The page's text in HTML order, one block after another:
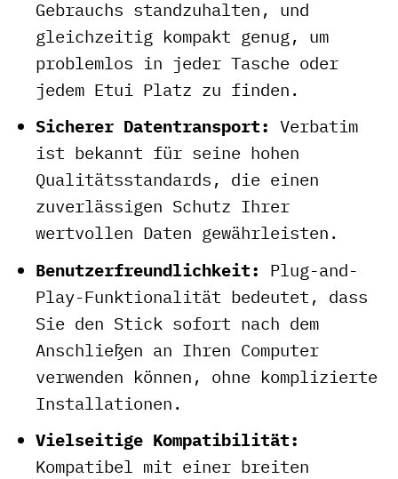
Gebrauchs standzuhalten, und
gleichzeitig kompakt genug, um
problemlos in jeder Tasche oder
jedem Etui Platz zu finden.
Sicherer Datentransport: Verbatim
ist bekannt für seine hohen
Qualitätsstandards, die einen
zuverlässigen Schutz Ihrer
wertvollen Daten gewährleisten.
Benutzerfreundlichkeit: Plug-and-
Play-Funktionalität bedeutet, dass
Sie den Stick sofort nach dem
Anschließen an Ihren Computer
verwenden können, ohne komplizierte
Installationen.
Vielseitige Kompatibilität:
Kompatibel mit einer breiten